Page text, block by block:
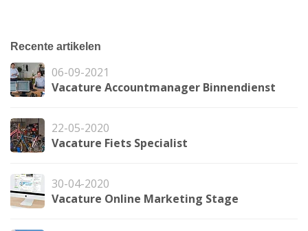
Recente artikelen
06-09-2021
Vacature Accountmanager Binnendienst
22-05-2020
Vacature Fiets Specialist
30-04-2020
Vacature Online Marketing Stage